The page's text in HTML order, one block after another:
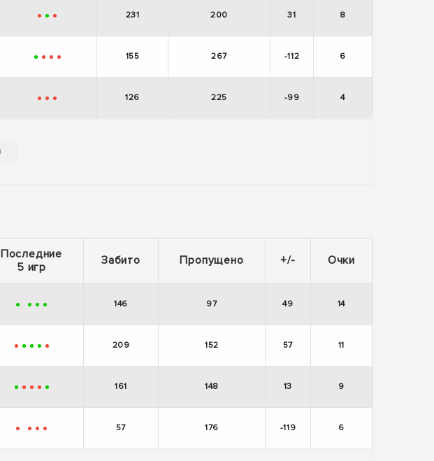
- + - 231 200 31 8
+ - - - 155 267 -112 6
- - - 126 225 -99 4
Последние
5 игр
Забито Пропущено +/- Очки
+ + + + 146 97 49 14
- + + + - 209 152 57 11
+ - - - + 161 148 13 9
- - - - 57 176 -119 6